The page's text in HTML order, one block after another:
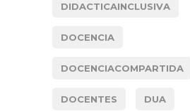
DIDACTICAINCLUSIVA
DOCENCIA
DOCENCIACOMPARTIDA
DOCENTES DUA